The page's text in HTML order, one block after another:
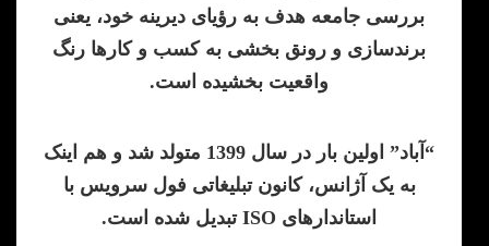
بررسی جامعه هدف به رؤیای دیرینه خود، یعنی
برندسازی و رونق بخشی به کسب و کارها رنگ
واقعیت بخشیده است.
“آباد” اولین بار در سال 1399 متولد شد و هم اینک
به یک آژانس، کانون تبلیغاتی فول سرویس با
استاندارهای ISO تبدیل شده است.